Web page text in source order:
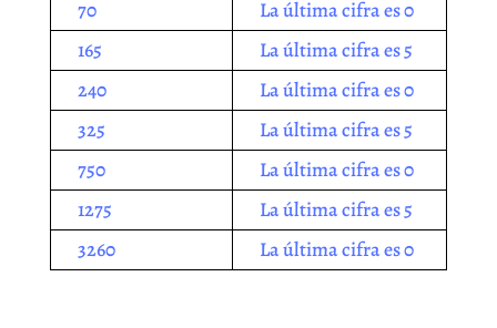
70
La última cifra es 0
165
La última cifra es 5
240
La última cifra es 0
325
La última cifra es 5
750
La última cifra es 0
1275
La última cifra es 5
3260
La última cifra es 0